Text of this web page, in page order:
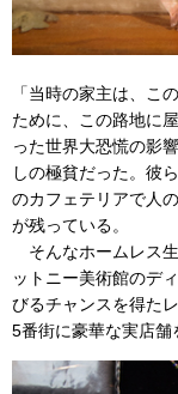
「当時の家主は、こ
ために、この路地に
った世界大恐慌の影
しの極貧だった。彼
のカフェテリアで人
が残っている。
そんなホームレス
ットニー美術館のデ
びるチャンスを得た
5番街に豪華な実店舗